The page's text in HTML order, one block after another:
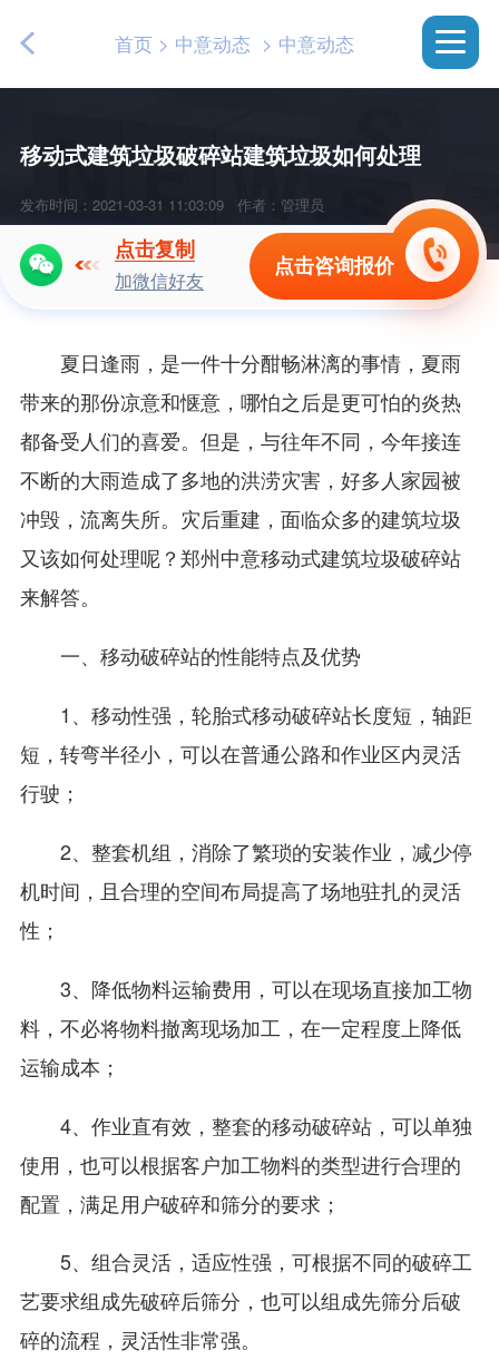
首页> 中意动态 > 中意动态
移动式建筑垃圾破碎站建筑垃圾如何处理
发布时间：2021-03-31 11:03:09 作者：管理员
点击复制
加微信好友 点击咨询报价
夏日逢雨，是一件十分酣畅淋漓的事情，夏雨
带来的那份凉意和惬意，哪怕之后是更可怕的炎热
都备受人们的喜爱。但是，与往年不同，今年接连
不断的大雨造成了多地的洪涝灾害，好多人家园被
冲毁，流离失所。灾后重建，面临众多的建筑垃圾
又该如何处理呢？郑州中意移动式建筑垃圾破碎站
来解答。
一、移动破碎站的性能特点及优势
1、移动性强，轮胎式移动破碎站长度短，轴距
短，转弯半径小，可以在普通公路和作业区内灵活
行驶；
2、整套机组，消除了繁琐的安装作业，减少停
机时间，且合理的空间布局提高了场地驻扎的灵活
性；
3、降低物料运输费用，可以在现场直接加工物
料，不必将物料撤离现场加工，在一定程度上降低
运输成本；
4、作业直有效，整套的移动破碎站，可以单独
使用，也可以根据客户加工物料的类型进行合理的
配置，满足用户破碎和筛分的要求；
5、组合灵活，适应性强，可根据不同的破碎工
艺要求组成先破碎后筛分，也可以组成先筛分后破
碎的流程，灵活性非常强。